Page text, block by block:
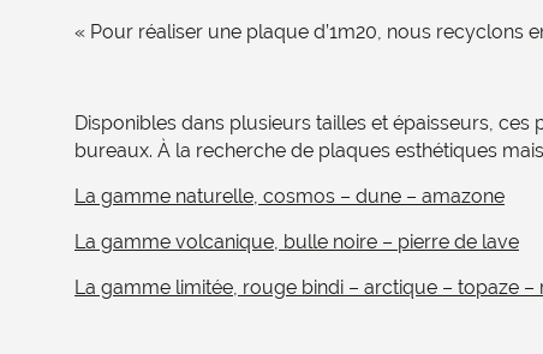
« Pour réaliser une plaque d’1m20, nous recyclons
Disponibles dans plusieurs tailles et épaisseurs,
bureaux. À la recherche de plaques esthétiques
La gamme naturelle, cosmos – dune – amazone
La gamme volcanique, bulle noire – pierre de lave
La gamme limitée, rouge bindi – arctique – topaze –